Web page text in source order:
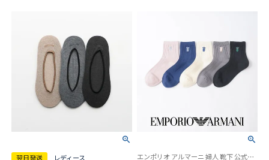
エンポリオ アルマーニ 婦人 靴下 公式ショップ